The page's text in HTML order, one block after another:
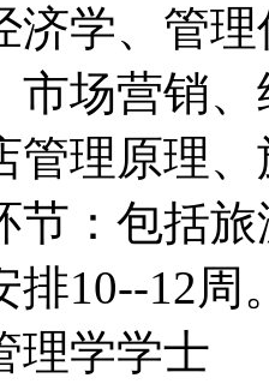
济学、管
市场营销
管理原理
节：包括
排10--
理学学士